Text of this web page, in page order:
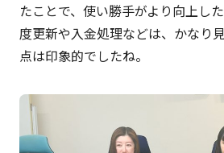
たことで、使い勝手がより向上し
度更新や入金処理などは、かなり
点は印象的でしたね。